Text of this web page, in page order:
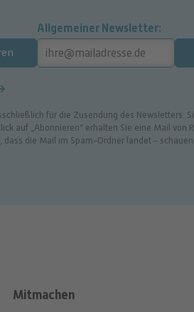
Allgemeiner Newsletter
für die Zusendung des
auf „Abonnieren“ erhalten Sie eine Mail von
die Mail im Spam-Ordner landet –
Mitmachen